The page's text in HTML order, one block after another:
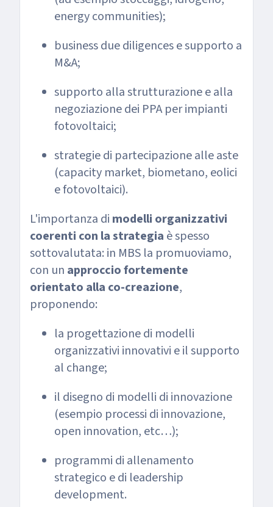
energy communities);
business due diligences e supporto a
M&A;
supporto alla strutturazione e alla
negoziazione dei PPA per impianti
fotovoltaici;
strategie di partecipazione alle aste
(capacity market, biometano, eolici
e fotovoltaici).
L'importanza di modelli organizzativi
coerenti con la strategia è spesso
sottovalutata: in MBS la promuoviamo,
con un approccio fortemente
orientato alla co-creazione,
proponendo:
la progettazione di modelli
organizzativi innovativi e il supporto
al change;
il disegno di modelli di innovazione
(esempio processi di innovazione,
open innovation, etc…);
programmi di allenamento
strategico e di leadership
development.